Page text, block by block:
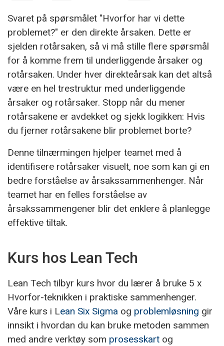
Svaret på spørsmålet "Hvorfor har vi dette
problemet?" er den direkte årsaken. Dette er
sjelden rotårsaken, så vi må stille flere spørsmål
for å komme frem til underliggende årsaker og
rotårsaken. Under hver direkteårsak kan det altså
være en hel trestruktur med underliggende
årsaker og rotårsaker. Stopp når du mener
rotårsakene er avdekket og sjekk logikken: Hvis
du fjerner rotårsakene blir problemet borte?
Denne tilnærmingen hjelper teamet med å
identifisere rotårsaker visuelt, noe som kan gi en
bedre forståelse av årsakssammenhenger. Når
teamet har en felles forståelse av
årsakssammengener blir det enklere å planlegge
effektive tiltak.
Kurs hos Lean Tech
Lean Tech tilbyr kurs hvor du lærer å bruke 5 x
Hvorfor-teknikken i praktiske sammenhenger.
Våre kurs i Lean Six Sigma og problemløsning gir
innsikt i hvordan du kan bruke metoden sammen
med andre verktøy som prosesskart og